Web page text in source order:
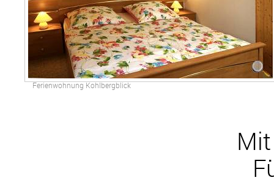
Ferienwohnung Kohlbergblick